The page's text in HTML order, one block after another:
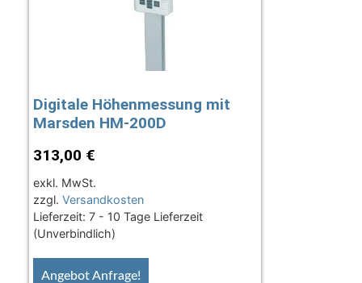
Digitale Höhenmessung mit
Marsden HM-200D
313,00 €
exkl. MwSt.
zzgl. Versandkosten
Lieferzeit: 7 - 10 Tage Lieferzeit
(Unverbindlich)
Angebot Anfrage!